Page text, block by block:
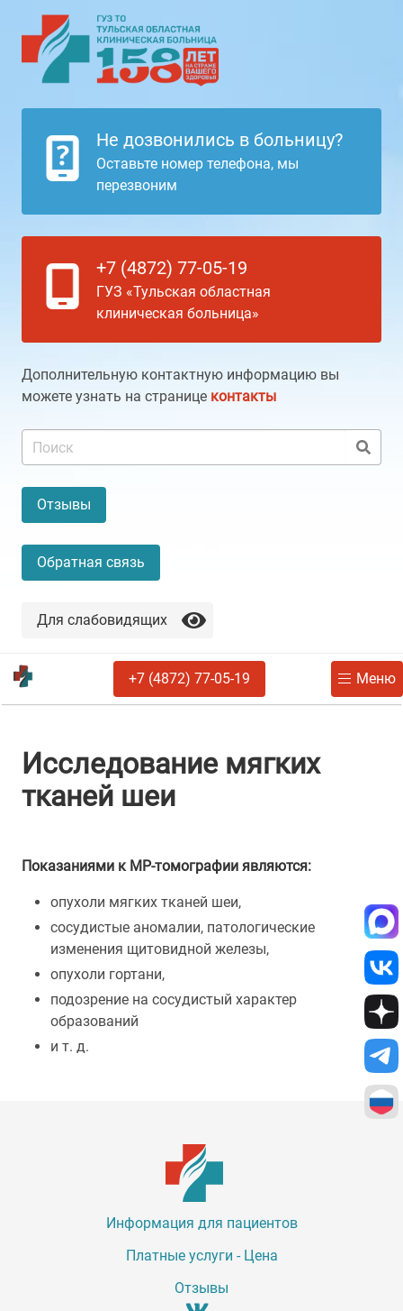
Не дозвонились в больницу?
Оставьте номер телефона, мы
перезвоним
+7 (4872) 77-05-19
ГУЗ «Тульская областная
клиническая больница»
Дополнительную контактную информацию вы
можете узнать на странице контакты
Отзывы
Обратная связь
Для слабовидящих
+7 (4872) 77-05-19 Меню
Исследование мягких
тканей шеи
Показаниями к МР-томографии являются:
опухоли мягких тканей шеи,
сосудистые аномалии, патологические
изменения щитовидной железы,
опухоли гортани,
подозрение на сосудистый характер
образований
и т. д.
Информация для пациентов
Платные услуги - Цена
Отзывы